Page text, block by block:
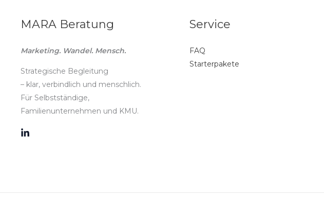
MARA Beratung
Marketing. Wandel. Mensch.
Strategische Begleitung
– klar, verbindlich und menschlich.
Für Selbstständige,
Familienunternehmen und KMU.
Service
FAQ
Starterpakete